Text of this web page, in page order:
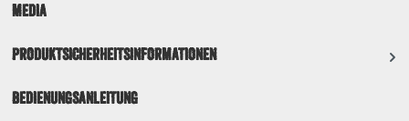
Media
Produktsicherheitsinformationen
Bedienungsanleitung